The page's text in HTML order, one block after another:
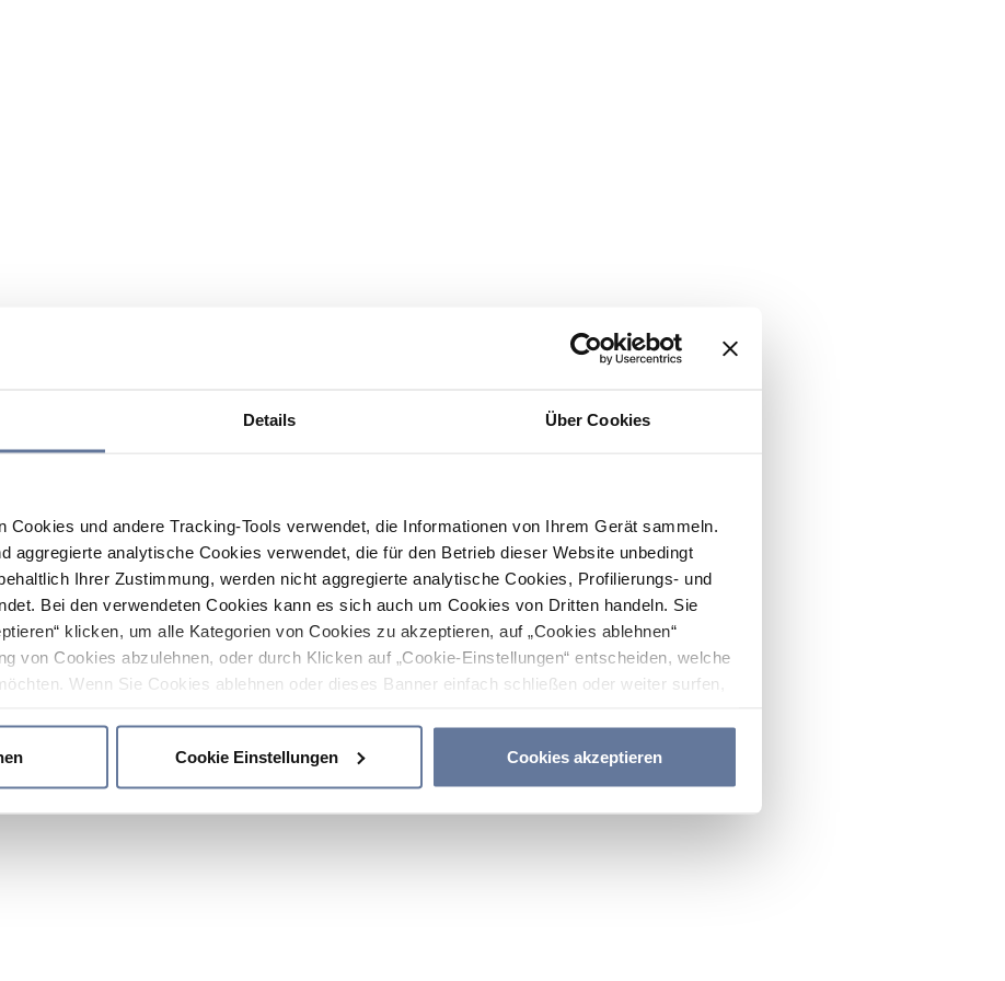
Details Über Cookies
Cookies und andere Tracking-Tools verwendet, die Informationen von Ihrem Gerät sammeln.
aggregierte analytische Cookies verwendet, die für den Betrieb dieser Website unbedingt
Ihrer Zustimmung, werden nicht aggregierte analytische Cookies, Profilierungs- und
Bei den verwendeten Cookies kann es sich auch um Cookies von Dritten handeln. Sie
klicken, um alle Kategorien von Cookies zu akzeptieren, auf „Cookies ablehnen“
von Cookies abzulehnen, oder durch Klicken auf „Cookie-Einstellungen“ entscheiden, welche
Wenn Sie Cookies ablehnen oder dieses Banner einfach schließen oder weiter surfen,
Cookie Einstellungen Cookies akzeptieren